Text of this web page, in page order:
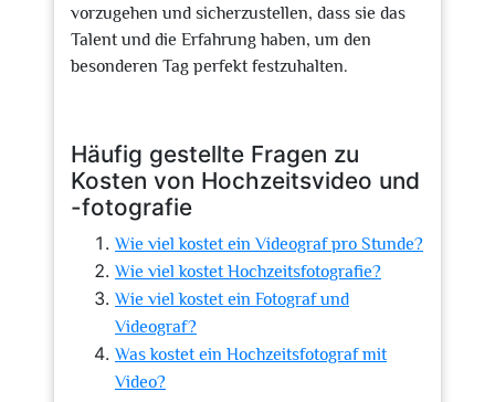
vorzugehen und sicherzustellen, dass sie das
Talent und die Erfahrung haben, um den
besonderen Tag perfekt festzuhalten.
Häufig gestellte Fragen zu
Kosten von Hochzeitsvideo und
-fotografie
Wie viel kostet ein Videograf pro Stunde?
Wie viel kostet Hochzeitsfotografie?
Wie viel kostet ein Fotograf und
Videograf?
Was kostet ein Hochzeitsfotograf mit
Video?